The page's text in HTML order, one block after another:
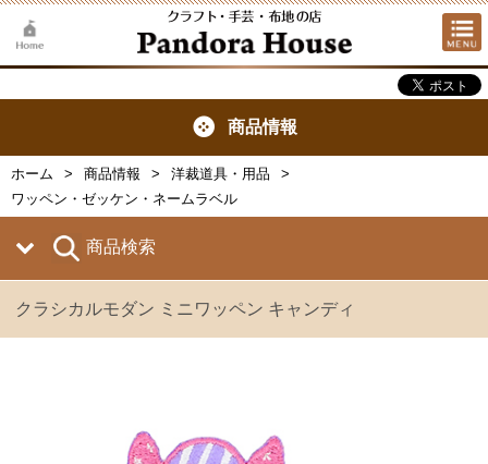
商品情報
ホーム 商品情報
洋裁道具・用品
ワッペン・ゼッケン・ネームラベル
商品検索
クラシカルモダン ミニワッペン キャンディ